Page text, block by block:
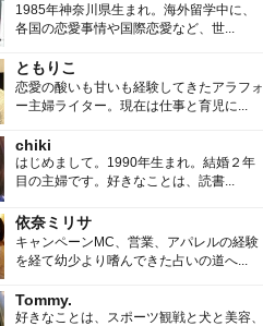
1985年神奈川県生まれ。海外留学中に、
各国の恋愛事情や国際恋愛など、世...
ともりこ
恋愛の酸いも甘いも経験してきたアラフォ
ー主婦ライター。現在は仕事と育児に...
chiki
はじめまして。1990年生まれ。結婚２年
目の主婦です。好きなことは、読書...
依奈ミリサ
キャンペーンMC、営業、アパレルの経験
を経て幼少より嗜んできた占いの道へ...
Tommy.
好きなことは、スポーツ観戦と犬と美容、